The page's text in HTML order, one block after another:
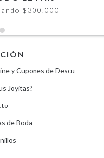
$300.000
y Cupones de Descu
Joyitas?
de Boda